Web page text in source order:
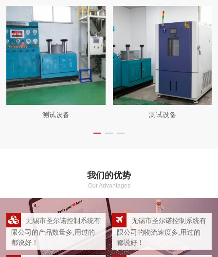
测试设备 测试设备
我们的优势
Our Advantages
无锡市圣尔诺控制系统有
限公司的产品数量多,用过的
都说好！
无锡市圣尔诺控制系统有
限公司的物流速度多,用过的
都说好！